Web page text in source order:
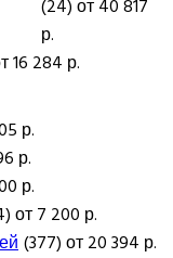
(24) от 40 817
р.
16 284 р.
р.
р.
р.
от 7 200 р.
(377) от 20 394 р.